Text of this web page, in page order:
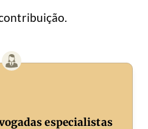
especialistas